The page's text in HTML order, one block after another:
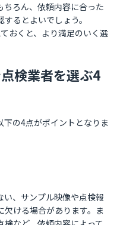
ちろん、依頼内容に合った
るとよいでしょう。
おくと、より満足のいく選
検業者を選ぶ4
下の4点がポイントとなりま
い、サンプル映像や点検報
ける場合があります。ま